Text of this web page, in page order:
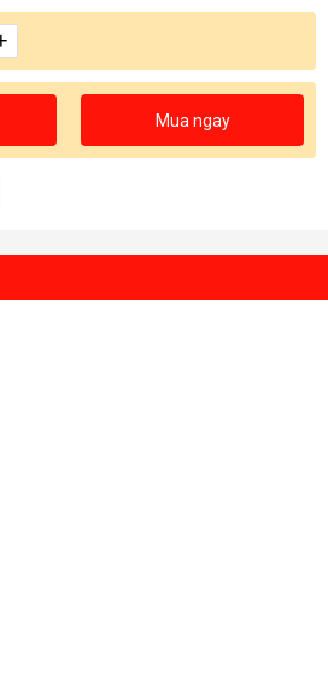
Mua ngay